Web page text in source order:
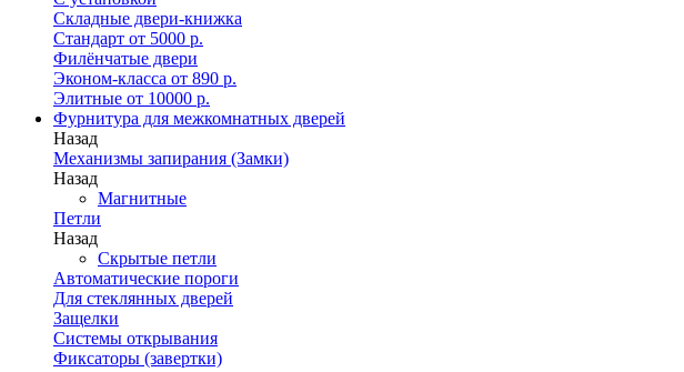
Складные двери-книжка
Стандарт от 5000 р.
Филёнчатые двери
Эконом-класса от 890 р.
Элитные от 10000 р.
Фурнитура для межкомнатных дверей
Назад
Механизмы запирания (Замки)
Назад
Магнитные
Петли
Назад
Скрытые петли
Автоматические пороги
Для стеклянных дверей
Защелки
Системы открывания
Фиксаторы (завертки)